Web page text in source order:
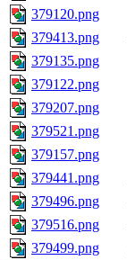
379120.png
379413.png
379135.png
379122.png
379207.png
379521.png
379157.png
379441.png
379496.png
379516.png
379499.png